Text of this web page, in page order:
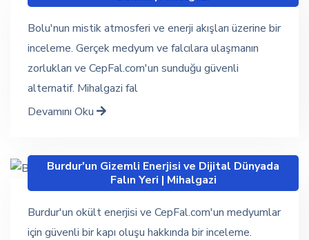
Bolu'nun mistik atmosferi ve enerji akışları üzerine bir
inceleme. Gerçek medyum ve falcılara ulaşmanın
zorlukları ve CepFal.com'un sunduğu güvenli
alternatif. Mihalgazi fal
Devamını Oku
Burdur'un Gizemli Enerjisi ve Dijital Dünyada
Falın Yeri | Mihalgazi
Burdur'un okült enerjisi ve CepFal.com'un medyumlar
için güvenli bir kapı oluşu hakkında bir inceleme.